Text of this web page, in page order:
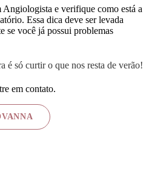
Angiologista e verifique como está a
Essa dica deve ser levada
se você já possui problemas
é só curtir o que nos resta de verão!
em contato.